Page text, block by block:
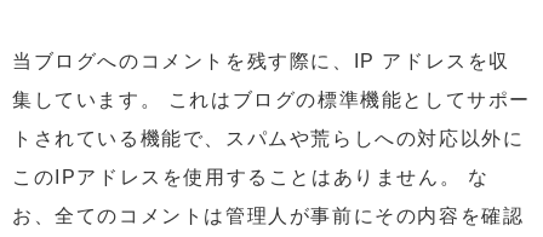
当ブログへのコメントを残す際に、IP アドレスを収
集しています。 これはブログの標準機能としてサポー
トされている機能で、スパムや荒らしへの対応以外に
このIPアドレスを使用することはありません。 な
お、全てのコメントは管理人が事前にその内容を確認